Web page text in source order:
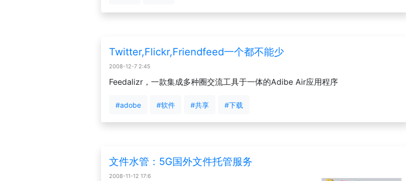
Twitter,Flickr,Friendfeed一个都不能少
2008-12-7 2:45
Feedalizr，一款集成多种圈交流工具于一体的Adibe Air应用程序
#adobe #软件 #共享 #下载
文件水管：5G国外文件托管服务
2008-11-12 17:6